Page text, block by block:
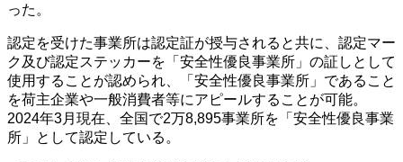
った。
認定を受けた事業所は認定証が授与されると共に、認定マー
ク及び認定ステッカーを「安全性優良事業所」の証しとして
使用することが認められ、「安全性優良事業所」であること
を荷主企業や一般消費者等にアピールすることが可能。
2024年3月現在、全国で2万8,895事業所を「安全性優良事業
所」として認定している。